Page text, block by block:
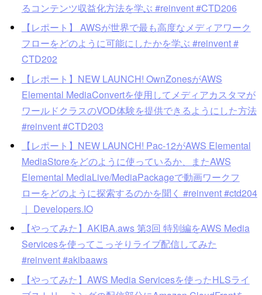
るコンテンツ収益化方法を学ぶ #reinvent #CTD206
【レポート】 AWSが世界で最も高度なメディアワーク
フローをどのように可能にしたかを学ぶ #reinvent #
CTD202
【レポート】NEW LAUNCH! OwnZonesがAWS
Elemental MediaConvertを使用してメディアカスタマが
ワールドクラスのVOD体験を提供できるようにした方法
#reinvent #CTD203
【レポート】NEW LAUNCH! Pac-12がAWS Elemental
MediaStoreをどのように使っているか、またAWS
Elemental MediaLive/MediaPackageで動画ワークフ
ローをどのように探索するのかを聞く #reinvent #ctd204
｜ Developers.IO
【やってみた】AKIBA.aws 第3回 特別編をAWS Media
Servicesを使ってこっそりライブ配信してみた
#reinvent #akibaaws
【やってみた】AWS Media Servicesを使ったHLSライ